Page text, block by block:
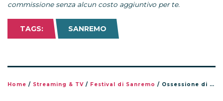
commissione senza alcun costo aggiuntivo per te.
TAGS: SANREMO
Home / Streaming & TV / Festival di Sanremo / Ossessione di Samurai Jay: la canzone di Sanremo 2026 più ascoltata in streaming